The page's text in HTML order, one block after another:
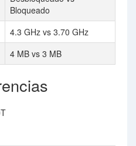
Bloqueado
4.3 GHz vs 3.70 GHz
4 MB vs 3 MB